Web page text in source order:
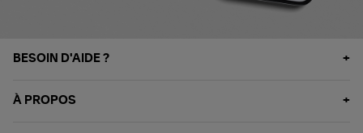
BESOIN D'AIDE ?
À PROPOS